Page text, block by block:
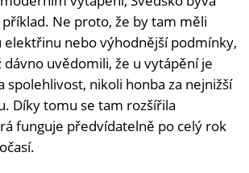
příklad. Ne proto, že by tam měli
elektřinu nebo výhodnější podmínky,
dávno uvědomili, že u vytápění je
spolehlivost, nikoli honba za nejnižší
Díky tomu se tam rozšířila
funguje předvídatelně po celý rok